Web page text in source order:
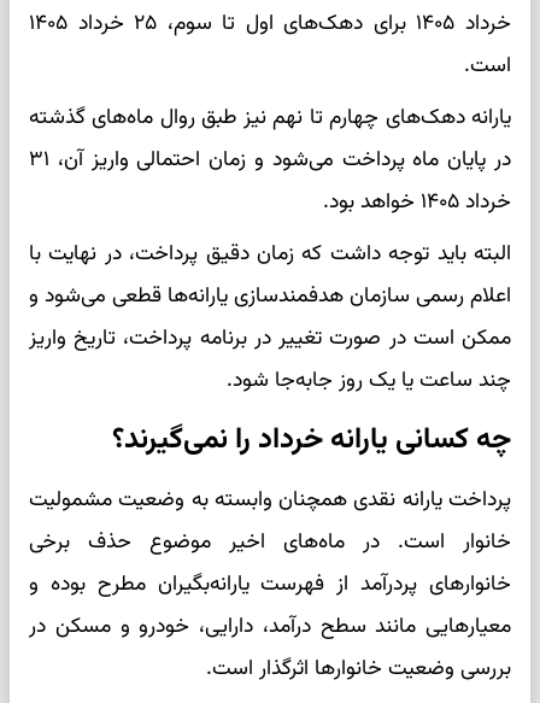
خرداد ۱۴۰۵ برای دهک‌های اول تا سوم، ۲۵ خرداد ۱۴۰۵
است.
یارانه دهک‌های چهارم تا نهم نیز طبق روال ماه‌های گذشته
در پایان ماه پرداخت می‌شود و زمان احتمالی واریز آن، ۳۱
خرداد ۱۴۰۵ خواهد بود.
البته باید توجه داشت که زمان دقیق پرداخت، در نهایت با
اعلام رسمی سازمان هدفمندسازی یارانه‌ها قطعی می‌شود و
ممکن است در صورت تغییر در برنامه پرداخت، تاریخ واریز
چند ساعت یا یک روز جابه‌جا شود.
چه کسانی یارانه خرداد را نمی‌گیرند؟
پرداخت یارانه نقدی همچنان وابسته به وضعیت مشمولیت
خانوار است. در ماه‌های اخیر موضوع حذف برخی
خانوارهای پردرآمد از فهرست یارانه‌بگیران مطرح بوده و
معیارهایی مانند سطح درآمد، دارایی، خودرو و مسکن در
بررسی وضعیت خانوارها اثرگذار است.